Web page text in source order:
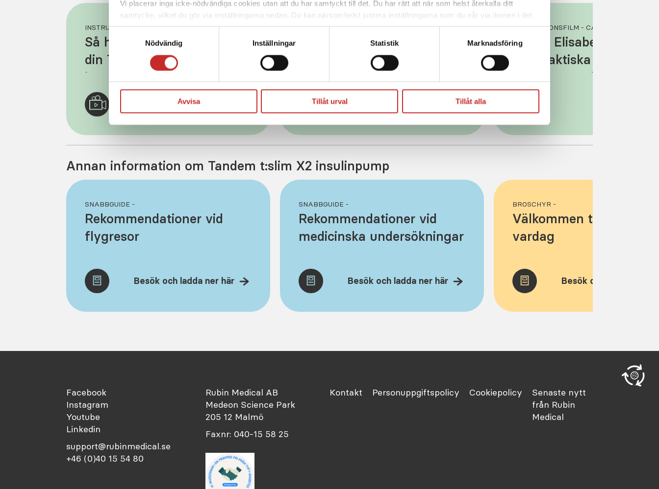
Vi placerar inga icke-nödvändiga cookies utan att du har samtyckt till det. Du har rätt att när som helst återkalla ditt
samtycke, vilket du gör via inställningarna nedan. Du kan närsomhelst justera inställningarna som du når via ikonen i det
nedre vänstra hörnet av din skärm. Väljer du att inte ge ditt samtycke kommer vi enbart placera cookies som är
nödvändiga för webbplatsens funktion. För mer information om cookies och vår personuppgiftshantering,
se
Samtyckesval
Nödvändig
Inställningar Statistik Marknadsföring
Avvisa Tillåt urval Tillåt alla
INSTRUKTIONSFILM -
Så här tar du bäst hand om
din Tandem t:slim X2
insulinpump
INSTRUKTIONSFILM -
Stoppa insulin i din Tandem
t:slim X2 insulinpump
INSTRUKTIONSFILM - CA 9 MIN
Dietist Elisabeth
ger praktiska tips för
fredagsmys,
och knasiga kurvor
Annan information om Tandem t:slim X2 insulinpump
SNABBGUIDE -
Rekommendationer vid
flygresor
Besök och ladda ner här
SNABBGUIDE -
Rekommendationer vid
medicinska undersökningar
Besök och ladda ner här
BROSCHYR -
Välkommen till en
vardag
Besök och ladda ner
Facebook
Instagram
Youtube
Linkedin
support@rubinmedical.se
+46 (0)40 15 54 80
Rubin Medical AB
Medeon Science Park
205 12 Malmö
Faxnr: 040-15 58 25
Kontakt Personuppgiftspolicy Cookiepolicy
Senaste nytt
från Rubin
Medical